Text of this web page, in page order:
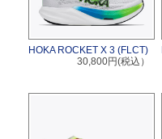
HOKA ROCKET X 3 (FLCT)
30,800円(税込）